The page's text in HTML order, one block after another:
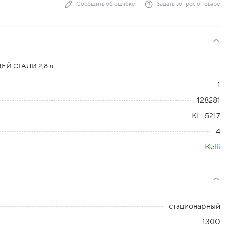
Сообщить об ошибке Задать вопрос о товаре
СТАЛИ 2,8 л
1
128281
KL-5217
4
Kelli
стационарный
1300